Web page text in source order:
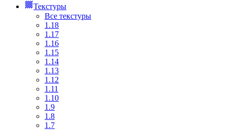
Текстуры
Все текстуры
1.18
1.17
1.16
1.15
1.14
1.13
1.12
1.11
1.10
1.9
1.8
1.7